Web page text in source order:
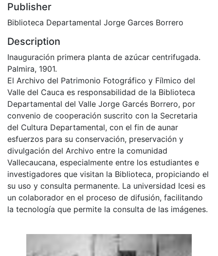
Publisher
Biblioteca Departamental Jorge Garces Borrero
Description
Inauguración primera planta de azúcar centrifugada.
Palmira, 1901.
El Archivo del Patrimonio Fotográfico y Fílmico del
Valle del Cauca es responsabilidad de la Biblioteca
Departamental del Valle Jorge Garcés Borrero, por
convenio de cooperación suscrito con la Secretaria
del Cultura Departamental, con el fin de aunar
esfuerzos para su conservación, preservación y
divulgación del Archivo entre la comunidad
Vallecaucana, especialmente entre los estudiantes e
investigadores que visitan la Biblioteca, propiciando el
su uso y consulta permanente. La universidad Icesi es
un colaborador en el proceso de difusión, facilitando
la tecnología que permite la consulta de las imágenes.